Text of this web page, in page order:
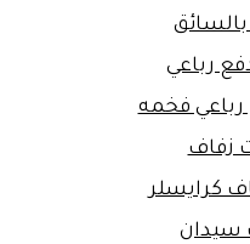
رباعي
رباعي فخمه
زفاف
كرايسلر
سيدان